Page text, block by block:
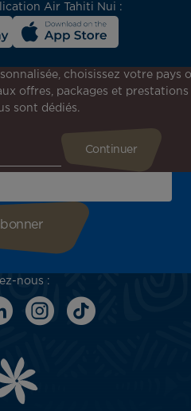
Air Tahiti Nui :
!
toutes nos offres spéciales et
voyage !
ici
nous :
choisissez votre pays
offres, packages et prestations
sont dédiés.